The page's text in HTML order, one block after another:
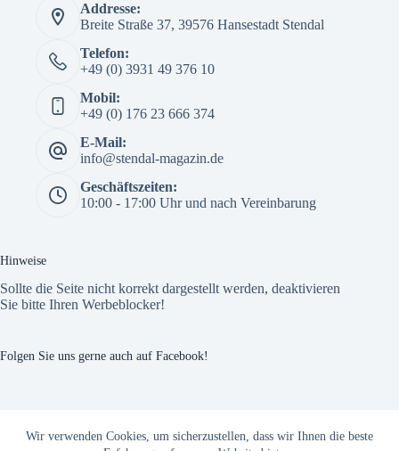
Wir verwenden Cookies, um sicherzustellen, dass wir Ihnen die beste
Addresse:
Breite Straße 37, 39576 Hansestadt Stendal
Telefon:
+49 (0) 3931 49 376 10
Mobil:
+49 (0) 176 23 666 374
E-Mail:
info@stendal-magazin.de
Geschäftszeiten:
10:00 - 17:00 Uhr und nach Vereinbarung
Hinweise
Sollte die Seite nicht korrekt dargestellt werden, deaktivieren
Sie bitte Ihren Werbeblocker!
Folgen Sie uns gerne auch auf Facebook!